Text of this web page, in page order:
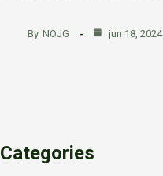
By NOJG jun 18, 2024
Categories